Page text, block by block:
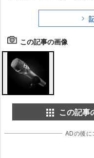
この記事の画像
この記事
ADの後に